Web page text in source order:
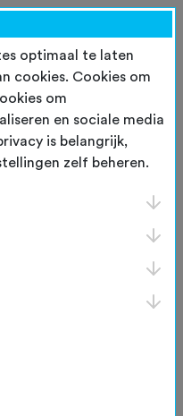
optimaal te laten
cookies. Cookies om
om
en sociale media
is belangrijk,
zelf beheren.